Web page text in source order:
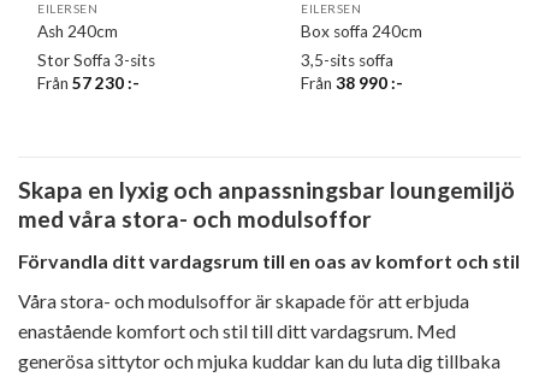
EILERSEN
Ash 240cm
Stor Soffa 3-sits
Från57 230:-
EILERSEN
Box soffa 240cm
3,5-sits soffa
Från38 990:-
Skapa en lyxig och anpassningsbar loungemiljö
med våra stora- och modulsoffor
Förvandla ditt vardagsrum till en oas av komfort och stil
Våra stora- och modulsoffor är skapade för att erbjuda
enastående komfort och stil till ditt vardagsrum. Med
generösa sittytor och mjuka kuddar kan du luta dig tillbaka